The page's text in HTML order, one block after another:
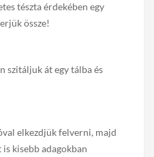
tészta érdekében egy
össze!
szitáljuk át egy tálba és
elkezdjük felverni, majd
kisebb adagokban